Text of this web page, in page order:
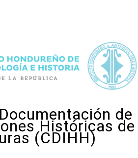
de
Históricas de
(CDIHH)